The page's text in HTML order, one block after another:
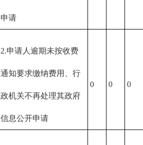
申请
2.申请人逾期未按收费
通知要求缴纳费用、行
政机关不再处理其政府
信息公开申请
0 0 0